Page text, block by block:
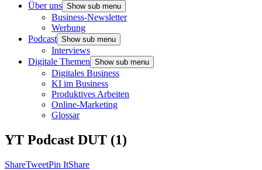
Über uns Show sub menu
Business-Newsletter
Werbung
Podcast Show sub menu
Interviews
Digitale Themen Show sub menu
Digitales Business
KI im Business
Produktives Arbeiten
Online-Marketing
Glossar
YT Podcast DUT (1)
ShareTweetPin ItShare